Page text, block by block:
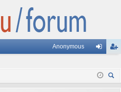
Anonymous
д ис